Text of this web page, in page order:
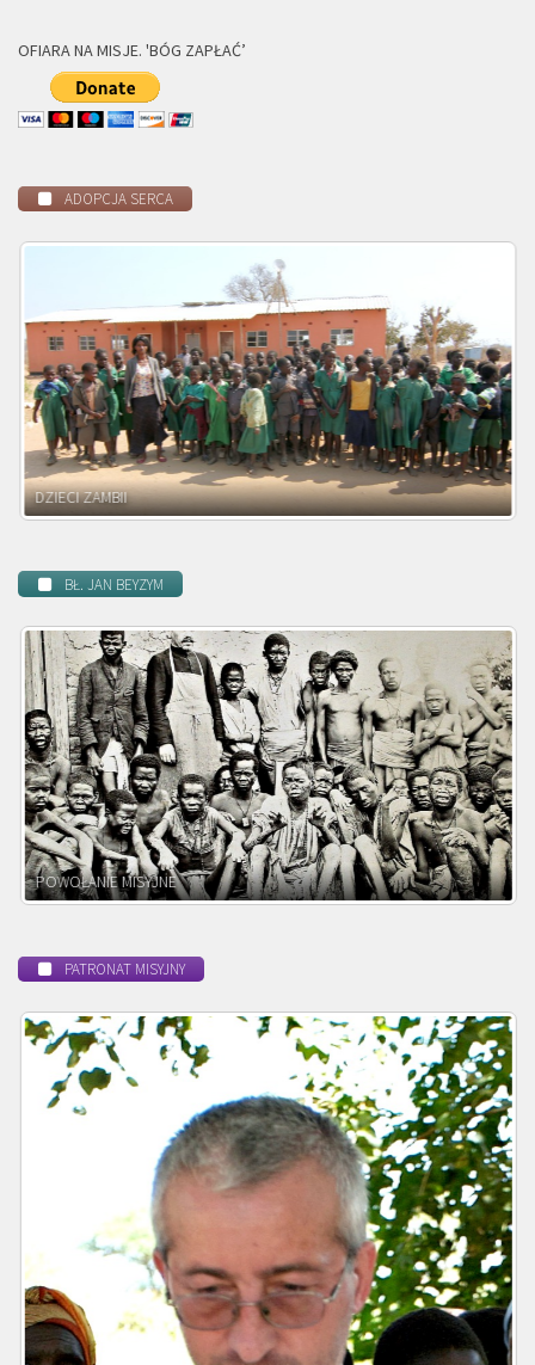
OFIARA NA MISJE. 'BÓG ZAPŁAĆ’
ADOPCJA SERCA
DZIECI MALAWI
BŁ. JAN BEYZYM
BEATYFIKACJA
PATRONAT MISYJNY